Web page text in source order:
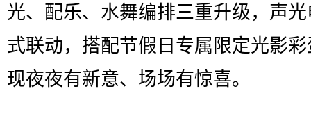
光、配乐、水舞编排三重升级，声
式联动，搭配节假日专属限定光影
现夜夜有新意、场场有惊喜。